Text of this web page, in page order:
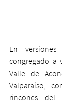
En
congregado a
Valle de
Valparaíso,
rincones del